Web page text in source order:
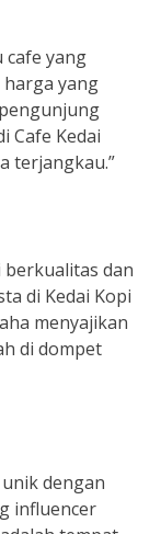
cafe yang
harga yang
Cafe Kedai
terjangkau.”
berkualitas dan
di Kedai Kopi
menyajikan
di dompet
dengan
influencer